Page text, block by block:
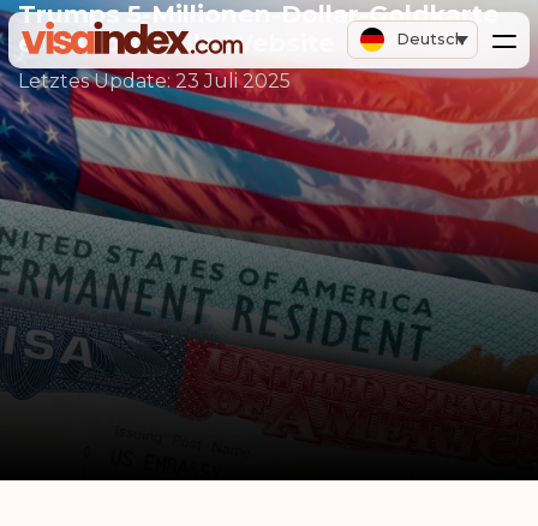
Deutsch
Trumps 5-Millionen-Dollar-Goldkarte
erhält offizielle Website
Letztes Update: 23 Juli 2025